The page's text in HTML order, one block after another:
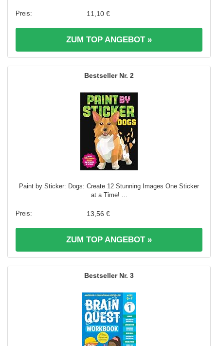
11,10 €
ZUM TOP ANGEBOT »
2
Paint by Sticker: Dogs: Create 12 Stunning Images One Sticker
at a Time! ...
13,56 €
ZUM TOP ANGEBOT »
3